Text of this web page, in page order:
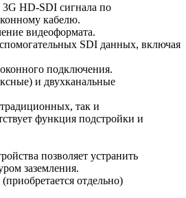
HD-SDI сигнала по
кабелю.
видеоформата.
SDI данных, включая
подключения.
и двухканальные
так и
функция подстройки и
позволяет устранить
заземления.
отдельно)